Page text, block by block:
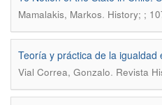
Mamalakis, Markos. History; ;
Teoría y práctica de la igualdad
Vial Correa, Gonzalo. Revista